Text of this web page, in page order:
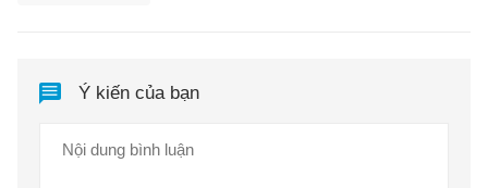
Ý kiến của bạn